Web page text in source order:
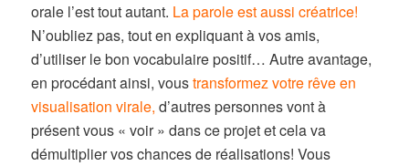
orale l’est tout autant. La parole est aussi créatrice!
N’oubliez pas, tout en expliquant à vos amis,
d’utiliser le bon vocabulaire positif… Autre avantage,
en procédant ainsi, voustransformez votre rêve en
visualisation virale, d’autres personnes vont à
présent vous « voir » dans ce projet et cela va
démultiplier vos chances de réalisations! Vous